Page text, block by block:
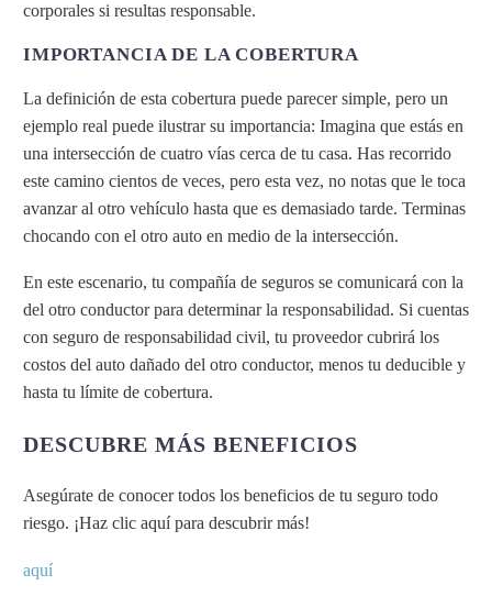
corporales si resultas responsable.
IMPORTANCIA DE LA COBERTURA
La definición de esta cobertura puede parecer simple, pero un
ejemplo real puede ilustrar su importancia: Imagina que estás en
una intersección de cuatro vías cerca de tu casa. Has recorrido
este camino cientos de veces, pero esta vez, no notas que le toca
avanzar al otro vehículo hasta que es demasiado tarde. Terminas
chocando con el otro auto en medio de la intersección.
En este escenario, tu compañía de seguros se comunicará con la
del otro conductor para determinar la responsabilidad. Si cuentas
con seguro de responsabilidad civil, tu proveedor cubrirá los
costos del auto dañado del otro conductor, menos tu deducible y
hasta tu límite de cobertura.
DESCUBRE MÁS BENEFICIOS
Asegúrate de conocer todos los beneficios de tu seguro todo
riesgo. ¡Haz clic aquí para descubrir más!
aquí